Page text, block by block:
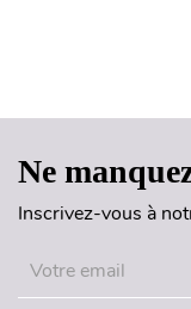
Ne
Inscrivez-vous à